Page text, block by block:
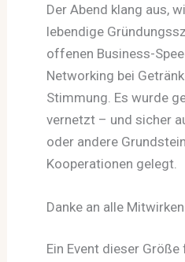
Der Abend klang aus,
lebendige
offenen Business-
Networking bei
Stimmung. Es wurde
vernetzt – und sicher
oder andere
Kooperationen gelegt.
Danke an alle
Ein Event dieser